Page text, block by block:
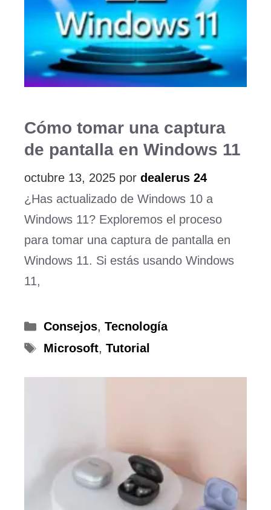
Cómo tomar una captura
de pantalla en Windows 11
octubre 13, 2025 por dealerus 24
¿Has actualizado de Windows 10 a
Windows 11? Exploremos el proceso
para tomar una captura de pantalla en
Windows 11. Si estás usando Windows
11,
Categorías
Consejos, Tecnología
Etiquetas
Microsoft, Tutorial